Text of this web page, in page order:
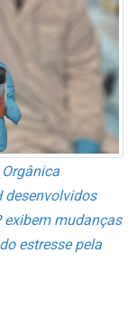
desenvolvidos
exibem mudanças
estresse pela